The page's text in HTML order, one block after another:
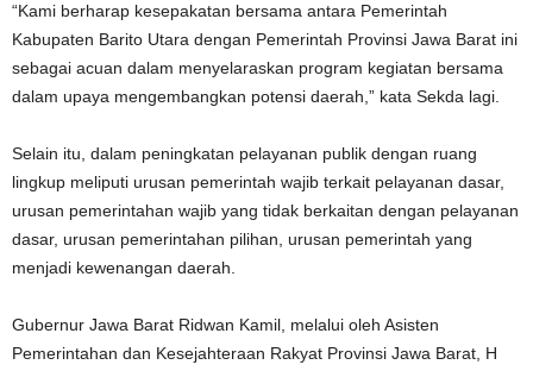
“Kami berharap kesepakatan bersama antara Pemerintah
Kabupaten Barito Utara dengan Pemerintah Provinsi Jawa Barat ini
sebagai acuan dalam menyelaraskan program kegiatan bersama
dalam upaya mengembangkan potensi daerah,” kata Sekda lagi.
Selain itu, dalam peningkatan pelayanan publik dengan ruang
lingkup meliputi urusan pemerintah wajib terkait pelayanan dasar,
urusan pemerintahan wajib yang tidak berkaitan dengan pelayanan
dasar, urusan pemerintahan pilihan, urusan pemerintah yang
menjadi kewenangan daerah.
Gubernur Jawa Barat Ridwan Kamil, melalui oleh Asisten
Pemerintahan dan Kesejahteraan Rakyat Provinsi Jawa Barat, H